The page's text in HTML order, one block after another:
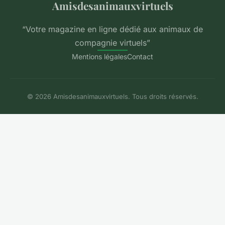
Amisdesanimauxvirtuels
“Votre magazine en ligne dédié aux animaux de
compagnie virtuels”
Mentions légalesContact
© 2026 Amisdesanimauxvirtuels. Tous droits réservés.